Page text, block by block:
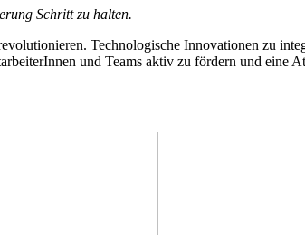
Schritt zu halten.
Technologische Innovationen zu
und Teams aktiv zu fördern und eine